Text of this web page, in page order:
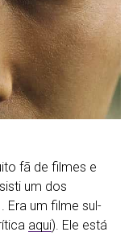
fã de filmes e
um dos
Era um filme sul-
aqui). Ele está